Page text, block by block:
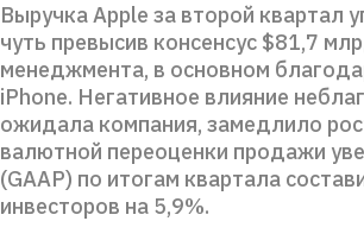
Выручка Apple за второй квартал
чуть превысив консенсус $81,7
менеджмента, в основном
iPhone. Негативное влияние
ожидала компания, замедлило
валютной переоценки продажи
(GAAP) по итогам квартала
инвесторов на 5,9%.